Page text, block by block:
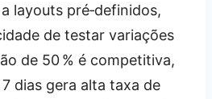
layouts pré‑definidos,
de testar variações
de 50 % é competitiva,
dias gera alta taxa de